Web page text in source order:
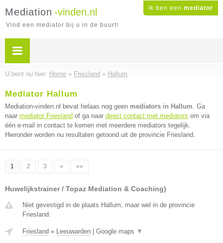
Ik ben een mediator
Mediation -vinden.nl
Vind een mediator bij u in de buurt!
U bent nu hier: Home » Friesland » Hallum
Mediator Hallum
Mediation-vinden.nl bevat helaas nog geen mediators in Hallum. Ga
naar mediator Friesland of ga naar direct contact met mediators om via
één e-mail in contact te komen met meerdere mediators tegelijk.
Hieronder worden nu resultaten getoond uit de provincie Friesland.
1 2 3 » »»
Huwelijkstrainer / Topaz Mediation & Coaching)
Niet gevestigd in de plaats Hallum, maar wel in de provincie
Friesland.
Friesland » Leeuwarden Google maps ▼